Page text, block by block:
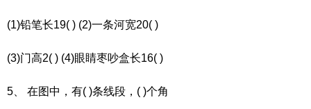
(1)铅笔长19( ) (2)一条河宽20( )
(3)门高2( ) (4)眼睛枣吵盒长16( )
5、 在图中，有( )条线段，( )个角